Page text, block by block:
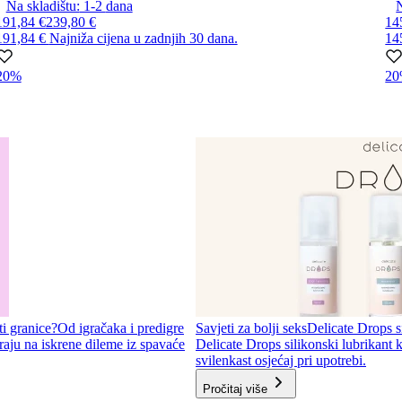
Na skladištu: 1-2 dana
€239,80 €
€ Najniža cijena u zadnjih 30 dana.
granice?Od igračaka i predigre
na iskrene dileme iz spavaće
Savjeti za bolji seksDelicate Drops
Delicate Drops silikonski lubrikant
svilenkast osjećaj pri upotrebi.
Pročitaj više